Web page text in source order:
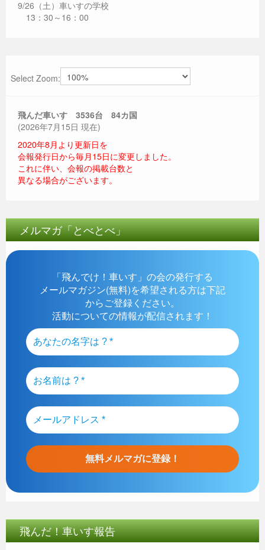
9/26（土）車いすの学校
13：30～16：00
Select Zoom:
飛んだ車いす 3536台 84カ国
(2026年7月15日 現在)
2020年8月より更新日を
会報発行日から毎月15日に変更しました。
これに伴い、会報の掲載台数と
異なる場合がございます。
メルマガ「とべとべ」
「飛んでけ！車いす」の会の発行する
メールマガジン(無料)を希望される方は下記
からご登録ください。
活動についての情報が配信されます！
飛んだ！車いす報告